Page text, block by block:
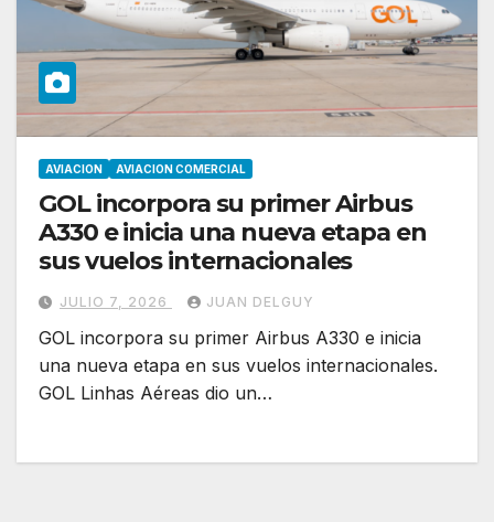
AVIACION AVIACION COMERCIAL
GOL incorpora su primer Airbus
A330 e inicia una nueva etapa en
sus vuelos internacionales
JULIO 7, 2026 JUAN DELGUY
GOL incorpora su primer Airbus A330 e inicia
una nueva etapa en sus vuelos internacionales.
GOL Linhas Aéreas dio un…